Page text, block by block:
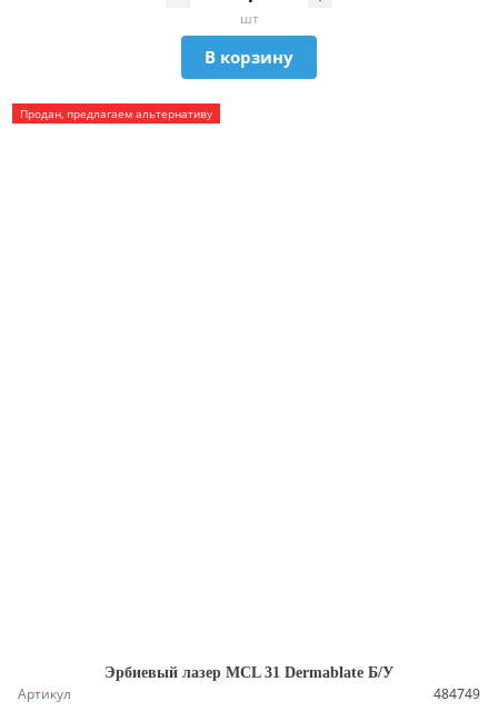
шт
В корзину
Продан, предлагаем альтернативу
Эрбиевый лазер MСL 31 Dеrmаblаte Б/У
Артикул 484749